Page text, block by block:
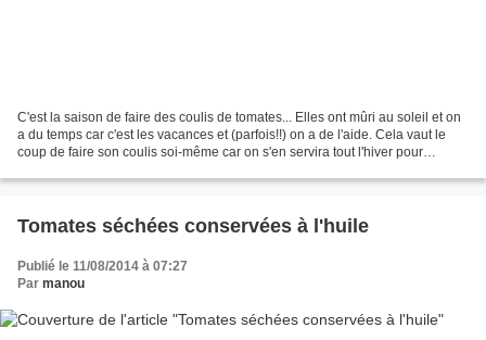
C'est la saison de faire des coulis de tomates... Elles ont mûri au soleil et on
a du temps car c'est les vacances et (parfois!!) on a de l'aide. Cela vaut le
coup de faire son coulis soi-même car on s'en servira tout l'hiver pour
Tomates séchées conservées à l'huile
Publié le 11/08/2014 à 07:27
Par manou